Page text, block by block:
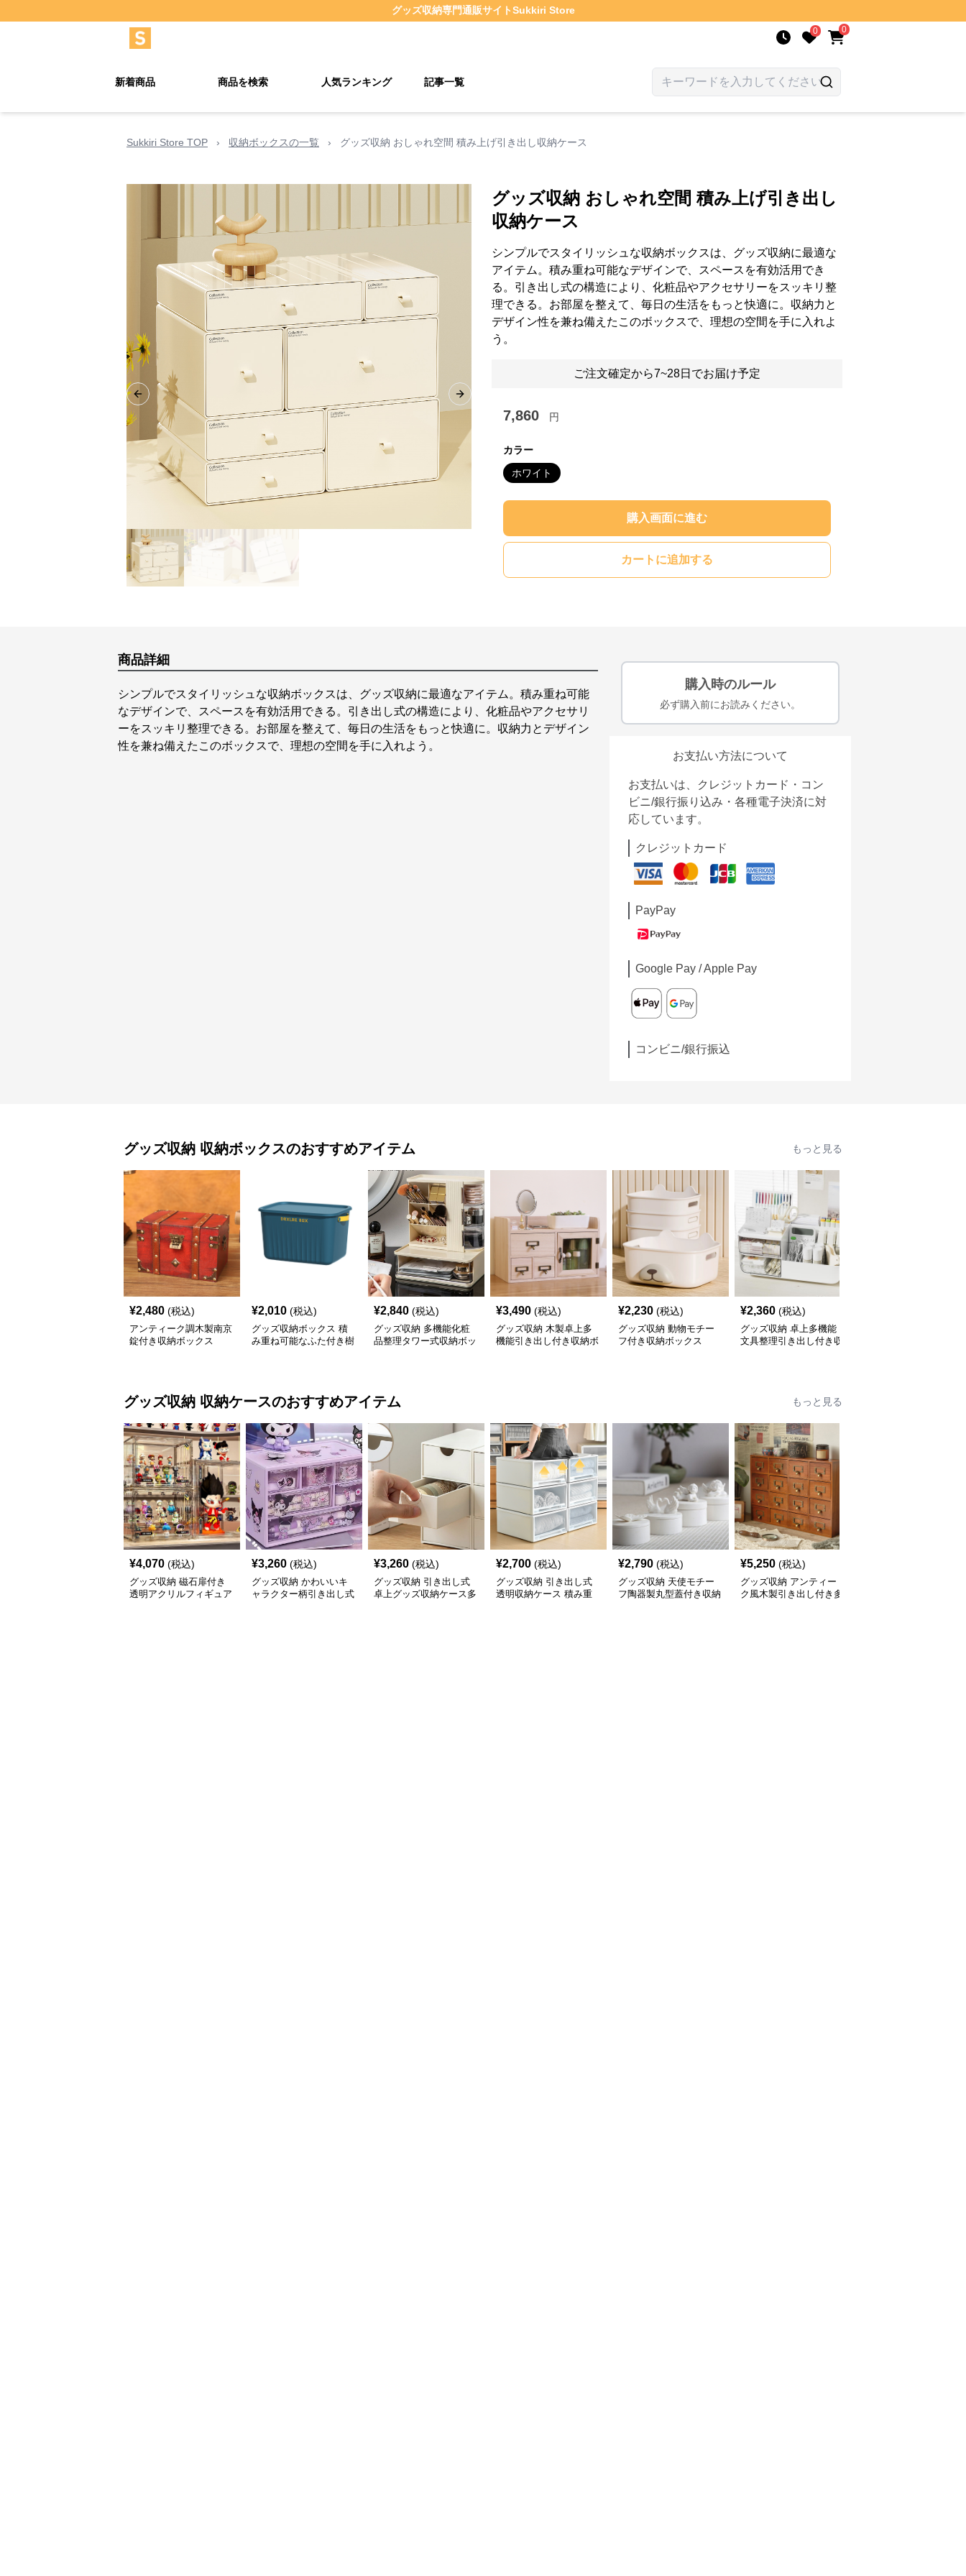
グッズ収納専門通販サイトSukkiri Store
0 0
新着商品 商品を検索 人気ランキング 記事一覧
Sukkiri Store TOP › 収納ボックスの一覧 › グッズ収納 おしゃれ空間 積み上げ引き出し収納ケース
Previous slide Next slide
グッズ収納 おしゃれ空間 積み上げ引き出し
収納ケース
シンプルでスタイリッシュな収納ボックスは、グッズ収納に最適な
アイテム。積み重ね可能なデザインで、スペースを有効活用でき
る。引き出し式の構造により、化粧品やアクセサリーをスッキリ整
理できる。お部屋を整えて、毎日の生活をもっと快適に。収納力と
デザイン性を兼ね備えたこのボックスで、理想の空間を手に入れよ
う。
ご注文確定から7~28日でお届け予定
7,860 円
カラー
ホワイト
購入画面に進む
カートに追加する
商品詳細
シンプルでスタイリッシュな収納ボックスは、グッズ収納に最適なアイテム。積み重ね可能
なデザインで、スペースを有効活用できる。引き出し式の構造により、化粧品やアクセサリ
ーをスッキリ整理できる。お部屋を整えて、毎日の生活をもっと快適に。収納力とデザイン
性を兼ね備えたこのボックスで、理想の空間を手に入れよう。
購入時のルール
必ず購入前にお読みください。
お支払い方法について
お支払いは、クレジットカード・コン
ビニ/銀行振り込み・各種電子決済に対
応しています。
クレジットカード
PayPay
Google Pay / Apple Pay
コンビニ/銀行振込
グッズ収納 収納ボックスのおすすめアイテム もっと見る
¥2,480 (税込)
アンティーク調木製南京
錠付き収納ボックス
¥2,010 (税込)
グッズ収納ボックス 積
み重ね可能なふた付き樹
¥2,840 (税込)
グッズ収納 多機能化粧
品整理タワー式収納ボッ
¥3,490 (税込)
グッズ収納 木製卓上多
機能引き出し付き収納ボ
¥2,230 (税込)
グッズ収納 動物モチー
フ付き収納ボックス
¥2,360 (税込)
グッズ収納 卓上多機能
文具整理引き出し付き収
グッズ収納 収納ケースのおすすめアイテム もっと見る
¥4,070 (税込)
グッズ収納 磁石扉付き
透明アクリルフィギュア
¥3,260 (税込)
グッズ収納 かわいいキ
ャラクター柄引き出し式
¥3,260 (税込)
グッズ収納 引き出し式
卓上グッズ収納ケース多
¥2,700 (税込)
グッズ収納 引き出し式
透明収納ケース 積み重
¥2,790 (税込)
グッズ収納 天使モチー
フ陶器製丸型蓋付き収納
¥5,250 (税込)
グッズ収納 アンティー
ク風木製引き出し付き多